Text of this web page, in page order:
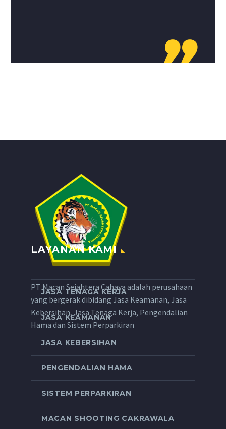

PT Macan Sejahtera Cahaya adalah perusahaan
yang bergerak dibidang Jasa Keamanan, Jasa
Kebersihan, Jasa Tenaga Kerja, Pengendalian
Hama dan Sistem Perparkiran
LAYANAN KAMI
JASA TENAGA KERJA
JASA KEAMANAN
JASA KEBERSIHAN
PENGENDALIAN HAMA
SISTEM PERPARKIRAN
MACAN SHOOTING CAKRAWALA